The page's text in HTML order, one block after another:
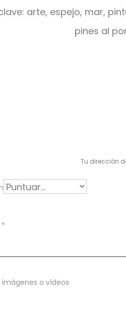
arte, espejo, mar,
pines al
Tu dirección
*
imágenes o vídeos